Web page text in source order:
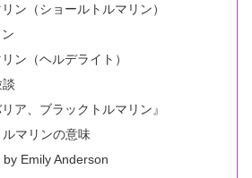
ン（ショールトルマリン）
ン（ヘルデライト）
談
ア、ブラックトルマリン』
マリンの意味
by Emily Anderson